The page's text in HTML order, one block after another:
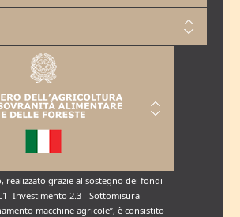
realizzato grazie al sostegno dei fondi
Investimento 2.3 - Sottomisura
macchine agricole”, è consistito